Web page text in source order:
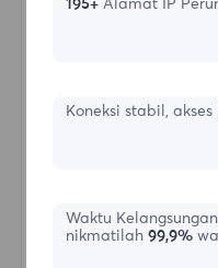
195+Alamat IP
Koneksi stabil, akses
Waktu
nikmatilah 99,9%